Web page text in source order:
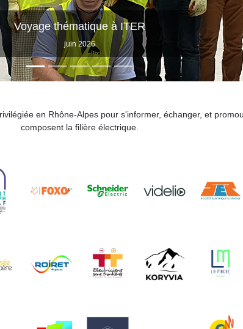
Juin 2026
la présence Marc Simon Jean, Directeur Action
Regionale Auvergne Rhône Alpes EDF
en Rhône-Alpes pour s'informer, échanger, et
composent la filière électrique.